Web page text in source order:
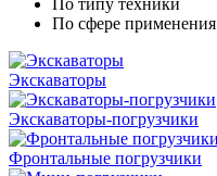
По типу техники
По сфере применения
Экскаваторы
Экскаваторы-погрузчики
Фронтальные погрузчики